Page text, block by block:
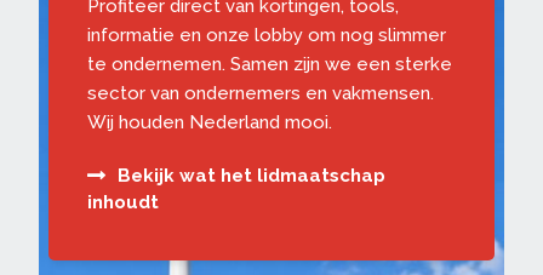
Profiteer direct van kortingen, tools,
informatie en onze lobby om nog slimmer
te ondernemen. Samen zijn we een sterke
sector van ondernemers en vakmensen.
Wij houden Nederland mooi.
Bekijk wat het lidmaatschap
inhoudt